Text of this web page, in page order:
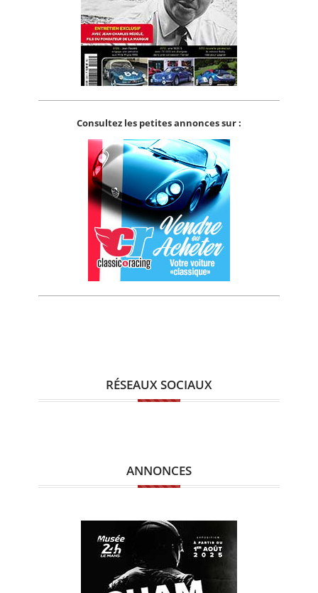
Consultez les petites annonces sur :
RÉSEAUX SOCIAUX
ANNONCES